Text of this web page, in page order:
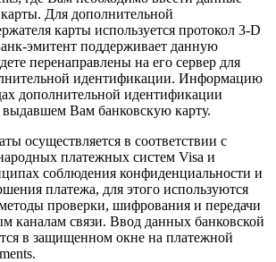
Для дополнительной
карты используется протокол 3-D
эмитент поддерживает данную
перенаправлены на его сервер для
идентификации. Информацию
дополнительной идентификации
выдавшем Вам банковскую карту.
осуществляется в соответствии с
платежных систем Visa и
соблюдения конфиденциальности и
платежа, для этого используются
проверки, шифрования и передачи
каналам связи. Ввод данных банковской
в защищенном окне на платежной